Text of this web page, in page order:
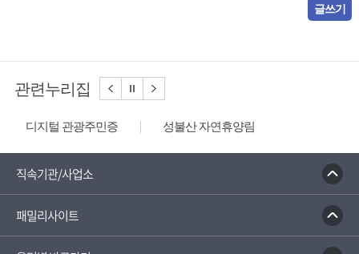
글쓰기
관련누리집
디지털 관광주민증
성불산 자연휴양림
충청나드리
대한민국 구석구석
직속기관/사업소
패밀리사이트